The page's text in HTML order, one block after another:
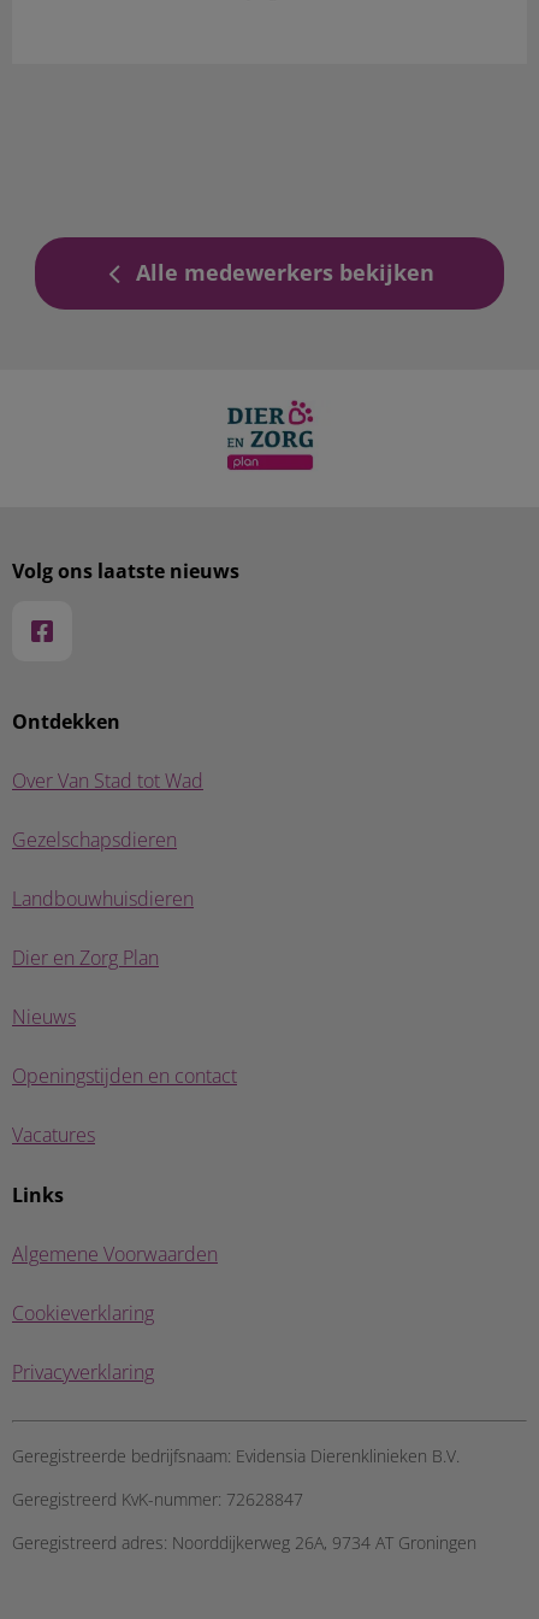
Alle medewerkers bekijken
Ontdekken
Over Van Stad tot Wad
Gezelschapsdieren
Landbouwhuisdieren
Dier en Zorg Plan
Nieuws
Openingstijden en contact
Vacatures
Links
Algemene Voorwaarden
Cookieverklaring
Privacyverklaring
Volg ons laatste nieuws
Geregistreerde bedrijfsnaam: Evidensia Dierenklinieken B.V.
Geregistreerd KvK-nummer: 72628847
Geregistreerd adres: Noorddijkerweg 26A, 9734 AT Groningen